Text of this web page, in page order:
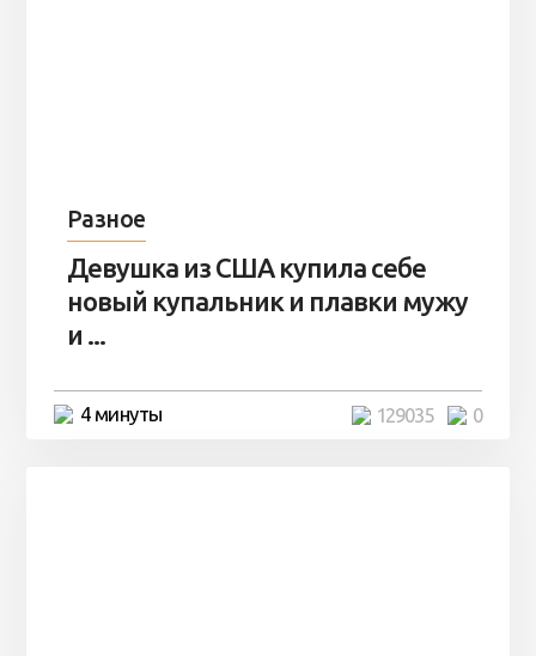
Разное
Девушка из США купила себе
новый купальник и плавки мужу
и ...
4 минуты 0
129035